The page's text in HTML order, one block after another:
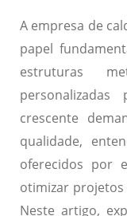
A empresa de
papel
estruturas
crescente
qualidade,
oferecidos por
otimizar projetos
Neste artigo,